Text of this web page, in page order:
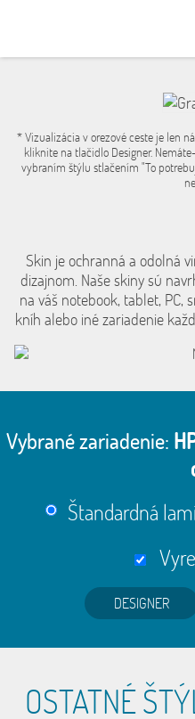
* Vizualizácia v orezové ceste je len
kliknite na tlačidlo Designer.
vybraním štýlu stlačením "To
Skin je ochranná a odolná
dizajnom. Naše skiny sú
na váš notebook, tablet, PC,
kníh alebo iné zariadenie
Vybrané zariadenie:
Štandardná
DESIGNER
OSTATNÉ